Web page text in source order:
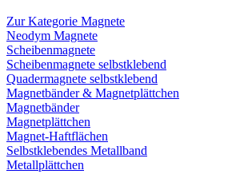
Zur Kategorie Magnete
Neodym Magnete
Scheibenmagnete
Scheibenmagnete selbstklebend
Quadermagnete selbstklebend
Magnetbänder & Magnetplättchen
Magnetbänder
Magnetplättchen
Magnet-Haftflächen
Selbstklebendes Metallband
Metallplättchen